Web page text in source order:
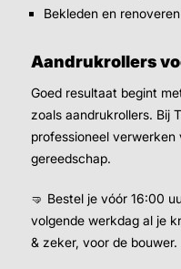
Bekleden en
Aandrukrollers
Goed resultaat begint
zoals aandrukrollers. Bij
professioneel verwerken
gereedschap.
🤜 Bestel je vóór 16:00
volgende werkdag al je
& zeker, voor de bouwer.